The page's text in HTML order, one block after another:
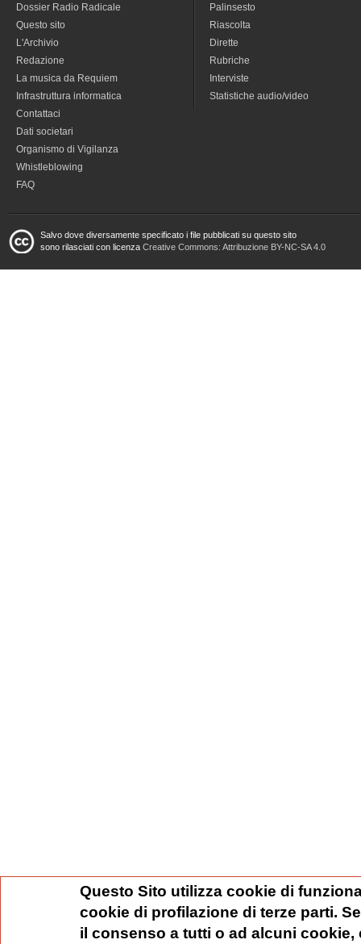
Dossier Radio Radicale
Questo sito
L'Archivio
Redazione
La musica da Requiem
Infrastruttura informatica
Contattaci
Dati societari
Organismo di Vigilanza
Whistleblowing
FAQ
Palinsesto
Riascolta
Dirette
Rubriche
Interviste
Statistiche audio/video
Salvo dove diversamente specificato i file pubblicati su questo sito
sono rilasciati con licenza Creative Commons: Attribuzione BY-NC-SA 4.0
Questo Sito utilizza cookie di
cookie di profilazione di terze parti.
il consenso a tutti o ad alcuni